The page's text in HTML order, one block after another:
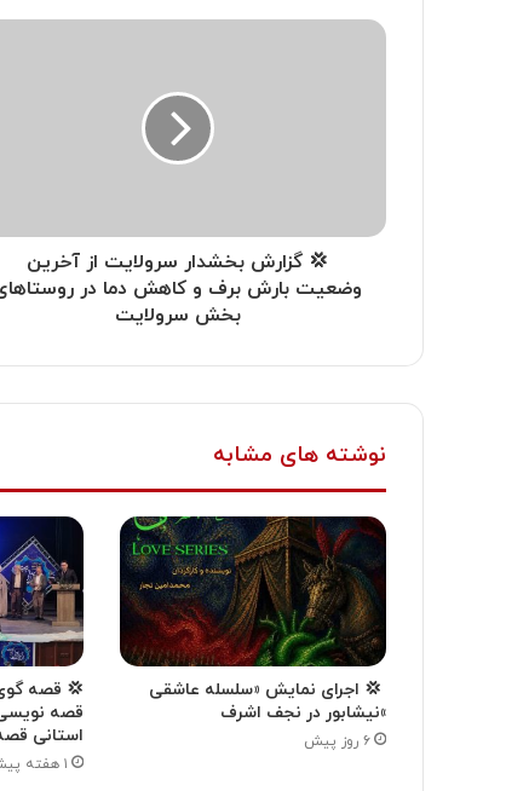
💢 گزارش بخشدار سرولایت از آخرین
وضعیت بارش برف و کاهش دما در
بخش سرولایت
نوشته های مشابه
‍ 💢 اجرای نمایش «سلسله عاشقی
»نیشابور در نجف اشرف
۶ روز پیش
💢 قصه
قصه
استانی
۱ هفته پیش